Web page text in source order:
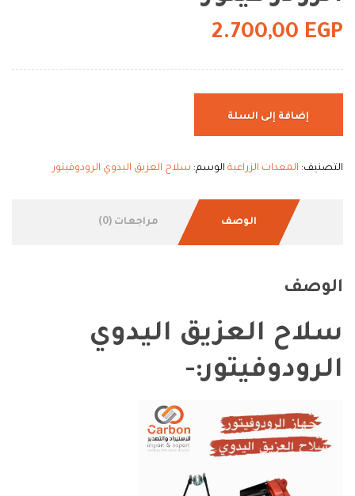
2.700,00 EGP
إضافة إلى السلة
التصنيف: المعدات الزراعية الوسم: سلاح العزيق اليدوي الرودوفيتور
الوصف مراجعات (0)
الوصف
سلاح العزيق اليدوي
الرودوفيتور:-